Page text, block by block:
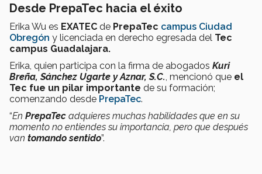
Desde PrepaTec hacia el éxito
Erika Wu es EXATEC de PrepaTec campus Ciudad
Obregón y licenciada en derecho egresada del Tec
campus Guadalajara.
Erika, quien participa con la firma de abogados Kuri
Breña, Sánchez Ugarte y Aznar, S.C., mencionó que el
Tec fue un pilar importante de su formación;
comenzando desde PrepaTec.
“En PrepaTec adquieres muchas habilidades que en su
momento no entiendes su importancia, pero que después
van tomando sentido”.